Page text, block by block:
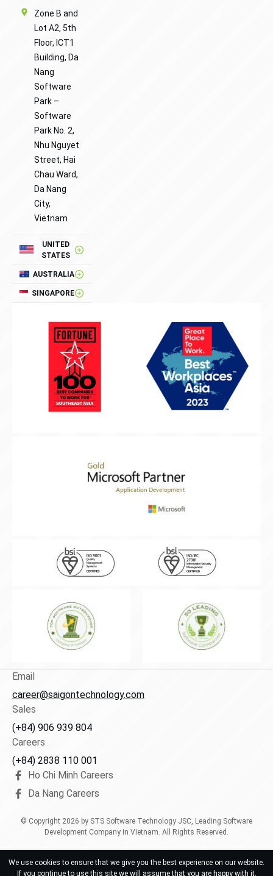
Zone B and
Lot A2, 5th
Floor, ICT1
Building, Da
Nang
Software
Park –
Software
Park No. 2,
Nhu Nguyet
Street, Hai
Chau Ward,
Da Nang
City,
Vietnam
UNITED
STATES
AUSTRALIA
SINGAPORE
Email
career@saigontechnology.com
Sales
(+84) 906 939 804
Careers
(+84) 2838 110 001
Ho Chi Minh Careers
Da Nang Careers
© Copyright 2026 by STS Software Technology JSC, Leading Software
Development Company in Vietnam. All Rights Reserved.
We use cookies to ensure that we give you the best experience on our website.
If you continue to use this site we will assume that you are happy with it.